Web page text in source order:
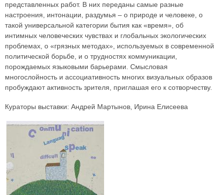
представленных работ. В них переданы самые разные
настроения, интонации, раздумья – о природе и человеке, о
такой универсальной категории бытия как «время», об
интимных человеческих чувствах и глобальных экологических
проблемах, о «грязных методах», используемых в современной
политической борьбе, и о трудностях коммуникации,
порождаемых языковыми барьерами. Смысловая
многослойность и ассоциативность многих визуальных образов
пробуждают активность зрителя, приглашая его к сотворчеству.
Кураторы выставки: Андрей Мартынов, Ирина Елисеева